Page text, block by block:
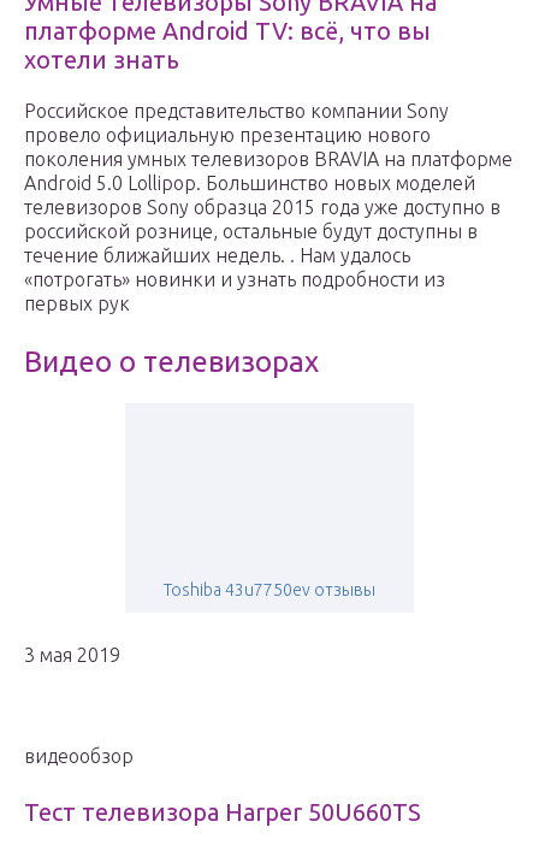
платформе Android TV: всё, что вы
хотели знать
Российское представительство компании Sony
провело официальную презентацию нового
поколения умных телевизоров BRAVIA на платформе
Android 5.0 Lollipop. Большинство новых моделей
телевизоров Sony образца 2015 года уже доступно в
российской рознице, остальные будут доступны в
течение ближайших недель. . Нам удалось
«потрогать» новинки и узнать подробности из
первых рук
Видео о телевизорах
Toshiba 43u7750ev отзывы
3 мая 2019
видеообзор
Тест телевизора Harper 50U660TS